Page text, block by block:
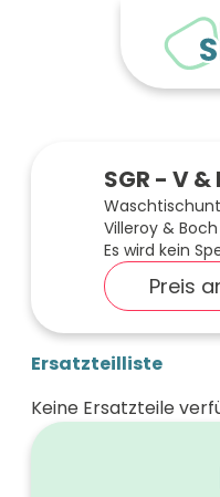
SGR - V
Villeroy & Boch
Es wird kein
Preis
Ersatzteilliste
Keine Ersatzteile